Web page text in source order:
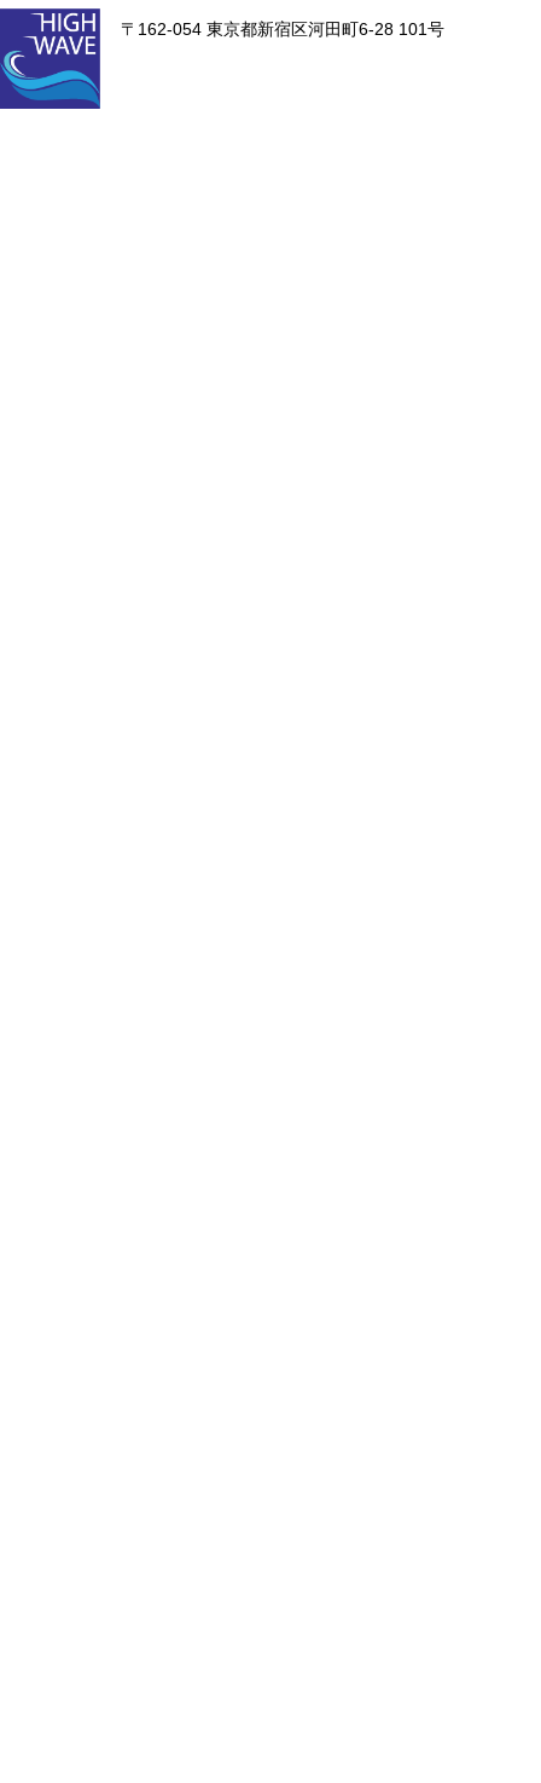
〒162-054 東京都新宿区河田町6-28 101号